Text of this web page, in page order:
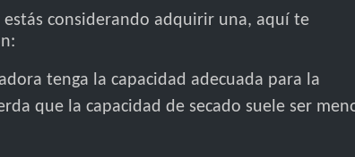
considerando adquirir una, aquí te
tenga la capacidad adecuada para la
que la capacidad de secado suele ser